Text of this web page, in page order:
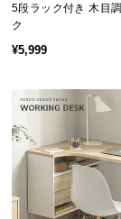
5段ラック付き 木目
ク
¥5,999